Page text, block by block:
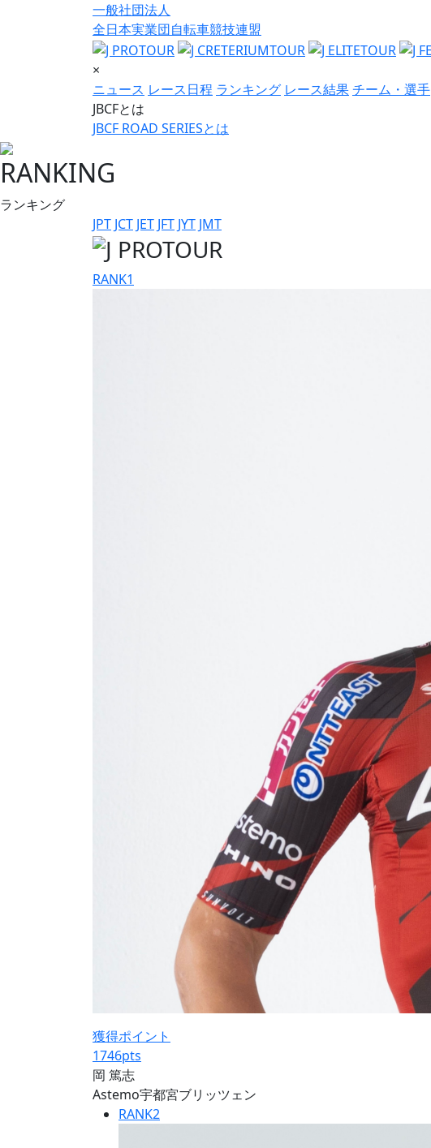
一般社団法人
全日本実業団自転車競技連盟
×
ニュース レース日程 ランキング レース結果チーム・選手
JBCFとは
JBCF ROAD SERIESとは
RANKING
ランキング
JPT JCT JET JFT JYT JMT
RANK1
獲得ポイント
1746pts
岡 篤志
Astemo宇都宮ブリッツェン
RANK2